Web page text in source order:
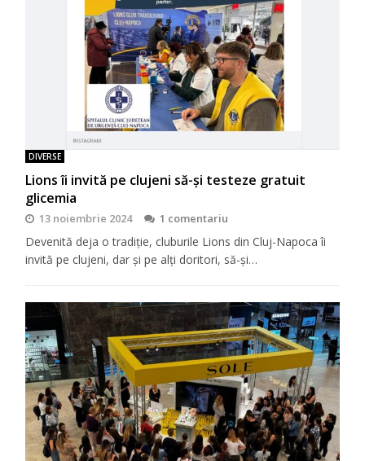
DIVERSE
Lions îi invită pe clujeni să-şi testeze gratuit
glicemia
13 noiembrie 2024 1 comentariu
Devenită deja o tradiţie, cluburile Lions din Cluj-Napoca îi
invită pe clujeni, dar şi pe alţi doritori, să-şi…